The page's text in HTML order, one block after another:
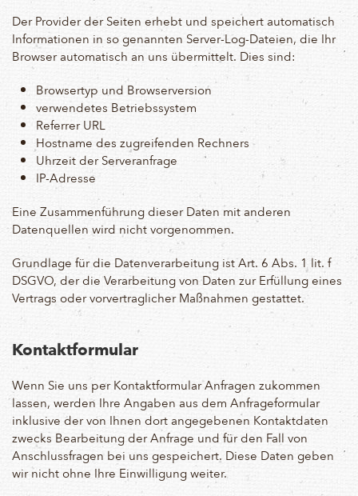
Der Provider der Seiten erhebt und speichert automatisch
Informationen in so genannten Server-Log-Dateien, die Ihr
Browser automatisch an uns übermittelt. Dies sind:
Browsertyp und Browserversion
verwendetes Betriebssystem
Referrer URL
Hostname des zugreifenden Rechners
Uhrzeit der Serveranfrage
IP-Adresse
Eine Zusammenführung dieser Daten mit anderen
Datenquellen wird nicht vorgenommen.
Grundlage für die Datenverarbeitung ist Art. 6 Abs. 1 lit. f
DSGVO, der die Verarbeitung von Daten zur Erfüllung eines
Vertrags oder vorvertraglicher Maßnahmen gestattet.
Kontaktformular
Wenn Sie uns per Kontaktformular Anfragen zukommen
lassen, werden Ihre Angaben aus dem Anfrageformular
inklusive der von Ihnen dort angegebenen Kontaktdaten
zwecks Bearbeitung der Anfrage und für den Fall von
Anschlussfragen bei uns gespeichert. Diese Daten geben
wir nicht ohne Ihre Einwilligung weiter.